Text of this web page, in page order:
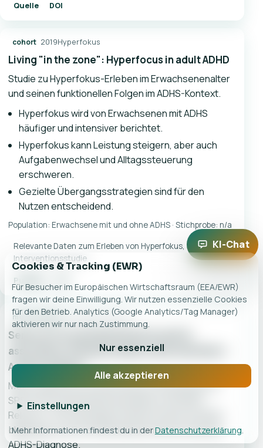
Quelle DOI
cohort 2019Hyperfokus
Living "in the zone": Hyperfocus in adult ADHD
Studie zu Hyperfokus-Erleben im Erwachsenenalter
und seinen funktionellen Folgen im ADHS-Kontext.
Hyperfokus wird von Erwachsenen mit ADHS
häufiger und intensiver berichtet.
Hyperfokus kann Leistung steigern, aber auch
Aufgabenwechsel und Alltagssteuerung
erschweren.
Gezielte Übergangsstrategien sind für den
Nutzen entscheidend.
Population: Erwachsene mit und ohne ADHS · Stichprobe: n/a
Relevante Daten zum Erleben von Hyperfokus, keine
Interventionsstudie.
PubMed
meta-analysis 2019Abgrenzung
Sensory Processing Sensitivity and its
association with personality traits and affect:
A meta-analysis
Meta-analytische Auswertung zur Beziehung von
SPS mit Persönlichkeitsmerkmalen und Affekt.
Relevanz: SPS überlappt mit Neurotizismus/Affekt,
bleibt aber ein Persönlichkeitskonstrukt und keine
ADHS-Diagnose.
Cookies & Tracking (EWR)
Für Besucher im Europäischen Wirtschaftsraum (EEA/EWR)
fragen wir deine Einwilligung. Wir nutzen essenzielle Cookies
für den Betrieb. Analytics (Google Analytics/Tag Manager)
aktivieren wir nur nach Zustimmung.
Nur essenziell
Alle akzeptieren
Einstellungen
Mehr Informationen findest du in derDatenschutzerklärung.
KI-Chat